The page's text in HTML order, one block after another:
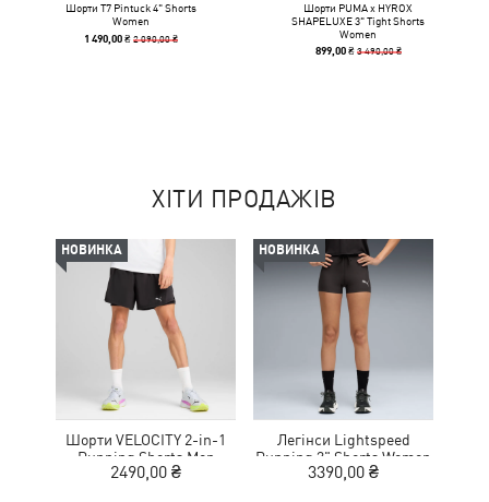
Шорти T7 Pintuck 4" Shorts
Women
1 490,00 ₴2 090,00 ₴
Шорти PUMA x HYROX
SHAPELUXE 3" Tight Shorts
Women
899,00 ₴ 3 490,00 ₴
ХІТИ ПРОДАЖІВ
НОВИНКА
Шорти VELOCITY 2-in-1
Running Shorts Men
2490,00 ₴
НОВИНКА
Легінси Lightspeed
Running 3" Shorts Women
3390,00 ₴